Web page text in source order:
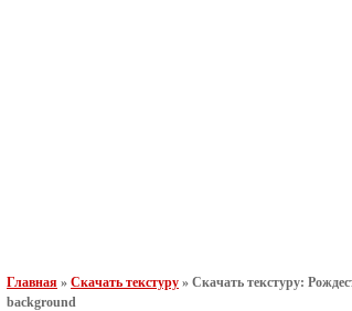
Главная » Скачать текстуру » Скачать текстуру:
background